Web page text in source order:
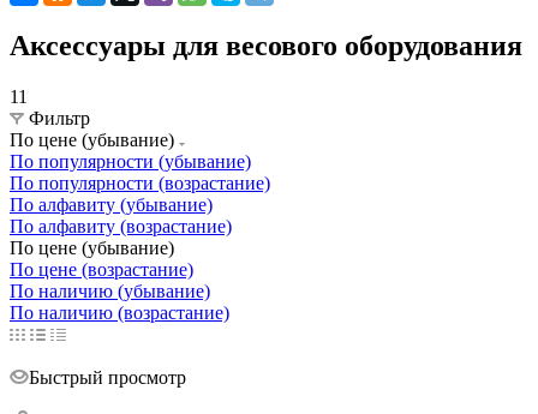
Аксессуары для весового оборудования
11
Фильтр
По цене (убывание)
По популярности (убывание)
По популярности (возрастание)
По алфавиту (убывание)
По алфавиту (возрастание)
По цене (убывание)
По цене (возрастание)
По наличию (убывание)
По наличию (возрастание)
Быстрый просмотр